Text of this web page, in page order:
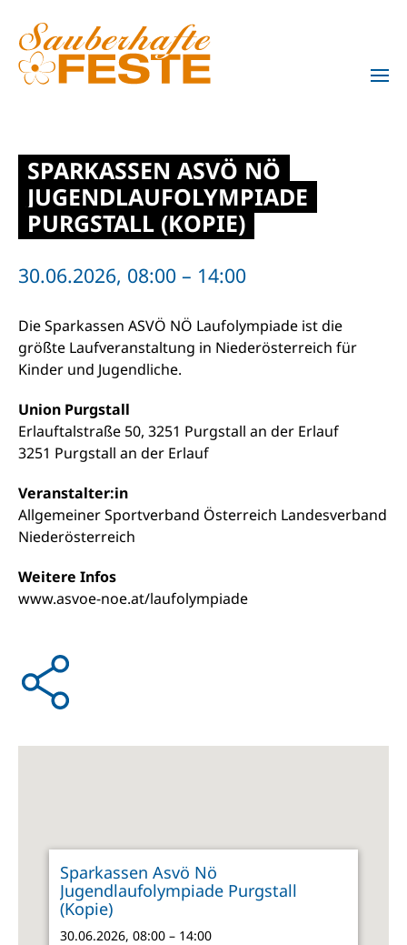
Zum Hauptinhalt springen
SPARKASSEN ASVÖ NÖ
JUGENDLAUFOLYMPIADE
PURGSTALL (KOPIE)
30.06.2026, 08:00 – 14:00
Die Sparkassen ASVÖ NÖ Laufolympiade ist die
größte Laufveranstaltung in Niederösterreich für
Kinder und Jugendliche.
Union Purgstall
Erlauftalstraße 50, 3251 Purgstall an der Erlauf
3251 Purgstall an der Erlauf
Veranstalter:in
Allgemeiner Sportverband Österreich Landesverband
Niederösterreich
Weitere Infos
www.asvoe-noe.at/laufolympiade
Sparkassen Asvö Nö
Jugendlaufolympiade Purgstall
(Kopie)
30.06.2026, 08:00 – 14:00